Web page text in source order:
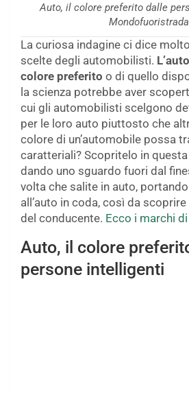
Auto, il colore preferito dalle
La curiosa indagine ci dice
scelte degli automobilisti.
colore preferito o di quello
la scienza potrebbe aver
cui gli automobilisti scelgono
per le loro auto piuttosto che
colore di un’automobile possa
caratteriali? Scopritelo in
dando uno sguardo fuori dal
volta che salite in auto, portando
all’auto in coda, così da
del conducente. Ecco i marchi
Auto, il colore
persone intelligenti